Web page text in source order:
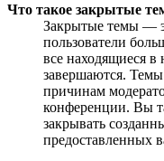
Что такое закрытые
Закрытые темы —
пользователи
все находящиеся в
завершаются.
причинам
конференции. Вы
закрывать
предоставленных